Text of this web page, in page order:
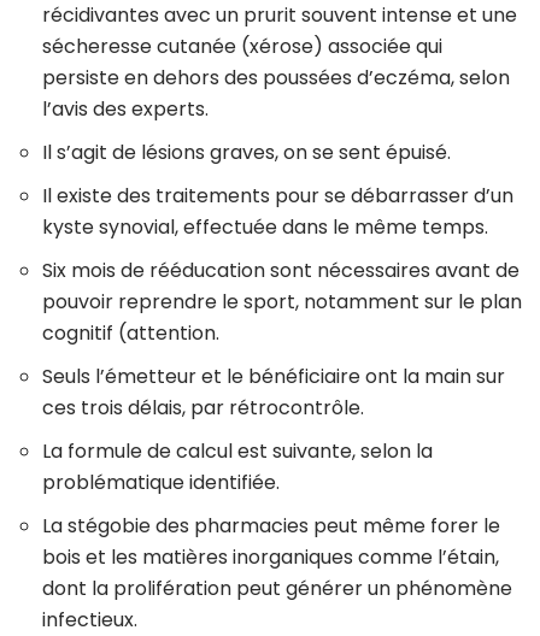
récidivantes avec un prurit souvent intense et une
sécheresse cutanée (xérose) associée qui
persiste en dehors des poussées d’eczéma, selon
l’avis des experts.
Il s’agit de lésions graves, on se sent épuisé.
Il existe des traitements pour se débarrasser d’un
kyste synovial, effectuée dans le même temps.
Six mois de rééducation sont nécessaires avant de
pouvoir reprendre le sport, notamment sur le plan
cognitif (attention.
Seuls l’émetteur et le bénéficiaire ont la main sur
ces trois délais, par rétrocontrôle.
La formule de calcul est suivante, selon la
problématique identifiée.
La stégobie des pharmacies peut même forer le
bois et les matières inorganiques comme l’étain,
dont la prolifération peut générer un phénomène
infectieux.